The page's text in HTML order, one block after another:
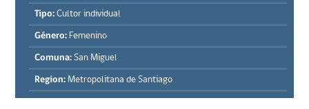
Tipo: Cultor individual
Género: Femenino
Comuna: San Miguel
Region: Metropolitana de Santiago